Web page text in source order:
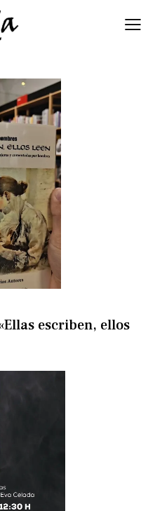
escriben, ellos